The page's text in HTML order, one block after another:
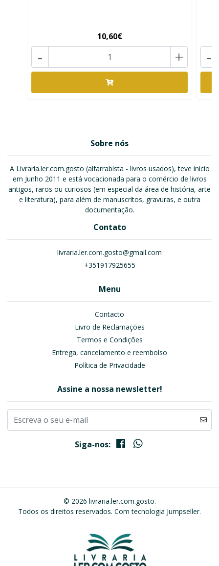
10,60€
+
- -
Sobre nós
A Livraria.ler.com.gosto (alfarrabista - livros usados), teve início
em Junho 2011 e está vocacionada para o comércio de livros
antigos, raros ou curiosos (em especial da área de história, arte
e literatura), para além de manuscritos, gravuras, e outra
documentação.
Contato
livraria.ler.com.gosto@gmail.com
+351917925655
Menu
Contacto
Livro de Reclamações
Termos e Condições
Entrega, cancelamento e reembolso
Política de Privacidade
Assine a nossa newsletter!
Siga-nos:
© 2026 livraria.ler.com.gosto.
Todos os direitos reservados. Com tecnologia Jumpseller.